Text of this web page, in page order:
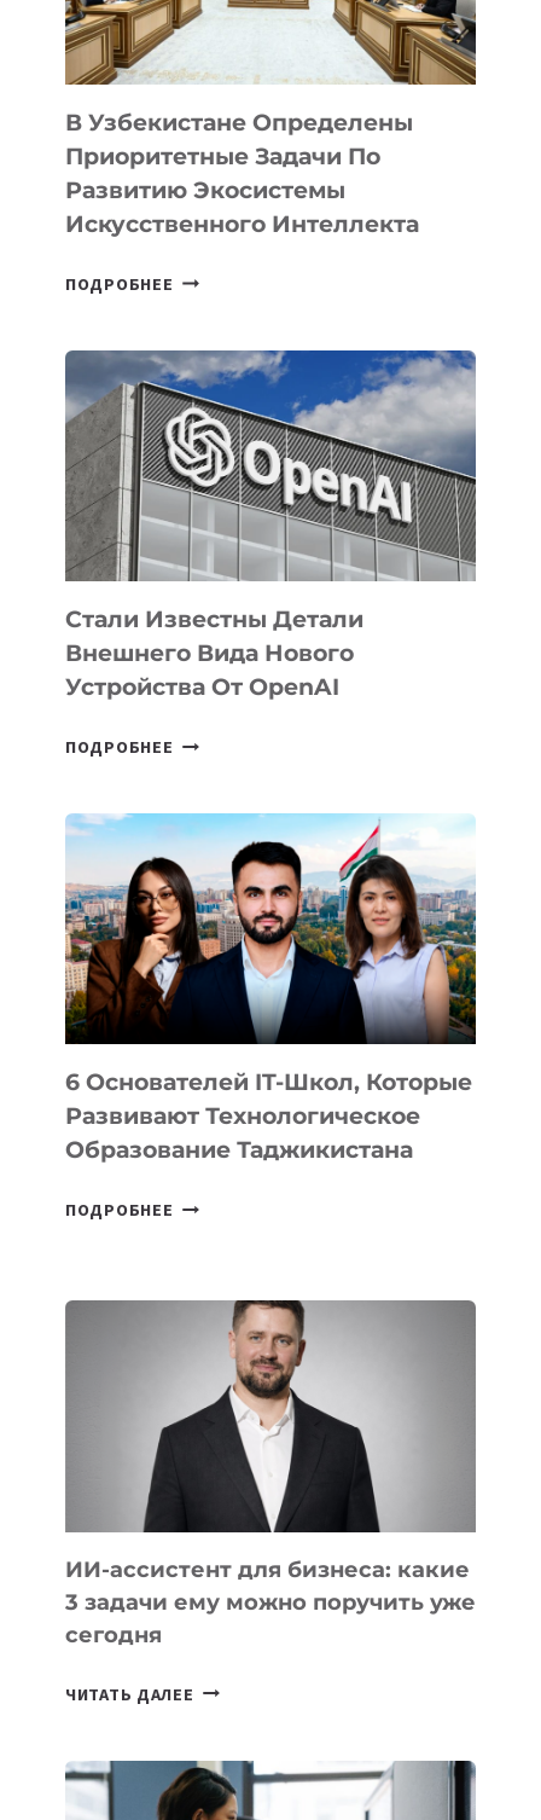
В Узбекистане Определены
Приоритетные Задачи По
Развитию Экосистемы
Искусственного Интеллекта
ПОДРОБНЕЕ В
ПРИОРИТЕТНЫЕ
ЗАДАЧИ
ПО
РАЗВИТИЮ
ЭКОСИСТЕМЫ
ИСКУССТВЕННОГО
ИНТЕЛЛЕКТА
Стали Известны Детали
Внешнего Вида Нового
Устройства От OpenAI
ПОДРОБНЕЕ СТАЛИ
ВНЕШНЕГО
ВИДА
НОВОГО
УСТРОЙСТВА
ОТ
OPENAI
6 Основателей IT-Школ, Которые
Развивают Технологическое
Образование Таджикистана
ПОДРОБНЕЕ
КОТОРЫЕ
РАЗВИВАЮТ
ТЕХНОЛОГИЧЕСКОЕ
ОБРАЗОВАНИЕ
ТАДЖИКИСТАНА
ИИ-ассистент для бизнеса: какие
3 задачи ему можно поручить уже
сегодня
ЧИТАТЬ ДАЛЕЕ ИИ-
БИЗНЕСА:
КАКИЕ